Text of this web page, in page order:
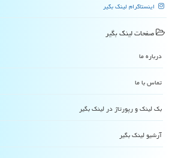
اینستاگرام لینک بگیر
صفحات لینك بگیر
درباره ما
تماس با ما
بک لینک و رپورتاژ در لینك بگیر
آرشیو لینك بگیر